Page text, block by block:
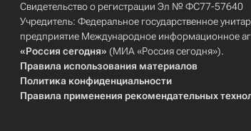
Свидетельство о регистрации Эл № ФС77-57640
Учредитель: Федеральное государственное
предприятие Международное информационное
«Россия сегодня» (МИА «Россия сегодня»).
Правила использования материалов
Политика конфиденциальности
Правила применения рекомендательных